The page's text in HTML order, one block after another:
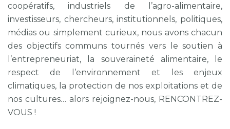
coopératifs, industriels de l’agro-alimentaire,
investisseurs, chercheurs, institutionnels, politiques,
médias ou simplement curieux, nous avons chacun
des objectifs communs tournés vers le soutien à
l’entrepreneuriat, la souveraineté alimentaire, le
respect de l’environnement et les enjeux
climatiques, la protection de nos exploitations et de
nos cultures… alors rejoignez-nous, RENCONTREZ-
VOUS !